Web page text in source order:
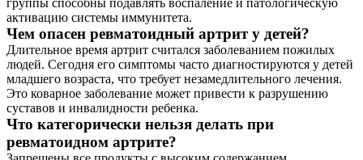
группы способны подавлять воспаление и патологическую
активацию системы иммунитета.
Чем опасен ревматоидный артрит у детей?
Длительное время артрит считался заболеванием пожилых
людей. Сегодня его симптомы часто диагностируются у детей
младшего возраста, что требует незамедлительного лечения.
Это коварное заболевание может привести к разрушению
суставов и инвалидности ребенка.
Что категорически нельзя делать при
ревматоидном артрите?